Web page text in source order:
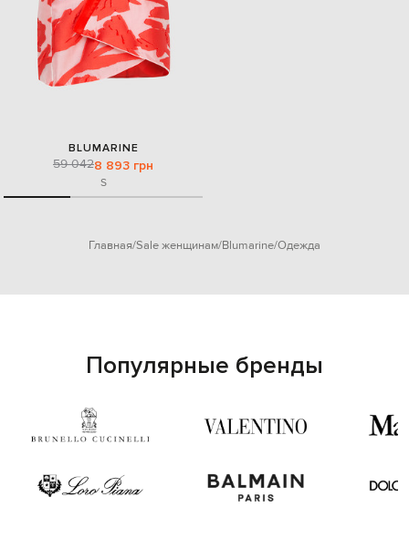
BLUMARINE
59 0428 893 грн
S
Главная Sale женщинам Blumarine Одежда
Популярные бренды